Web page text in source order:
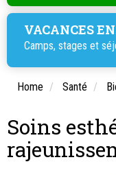
VACANCES
Camps, stages et
Home Santé
Soins